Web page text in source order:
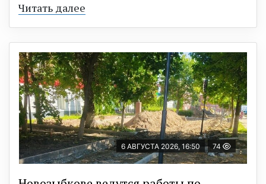
Читать далее
6 АВГУСТА 2026, 16:50 74